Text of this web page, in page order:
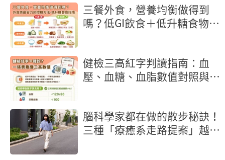
三餐外食，營養均衡做得到
嗎？低GI飲食＋低升糖食物，
健檢三高紅字判讀指南：血
壓、血糖、血脂數值對照與行
腦科學家都在做的散步秘訣！
三種「療癒系走路提案」越走